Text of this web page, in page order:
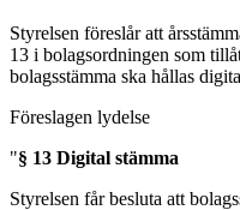
Styrelsen föreslår att
13 i bolagsordningen som
bolagsstämma ska hållas
Föreslagen lydelse
"§ 13 Digital stämma
Styrelsen får besluta att